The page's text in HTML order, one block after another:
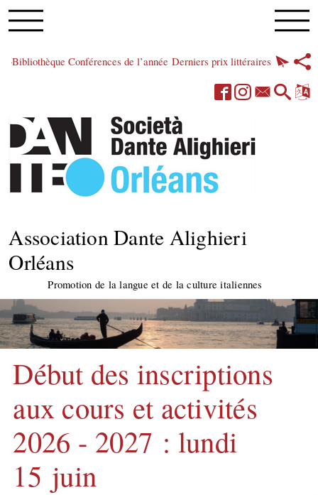
Bibliothèque Conférences de l’année Derniers prix littéraires
Association Dante Alighieri
Orléans
Promotion de la langue et de la culture italiennes
Début des inscriptions
aux cours et activités
2026 - 2027 : lundi
15 juin